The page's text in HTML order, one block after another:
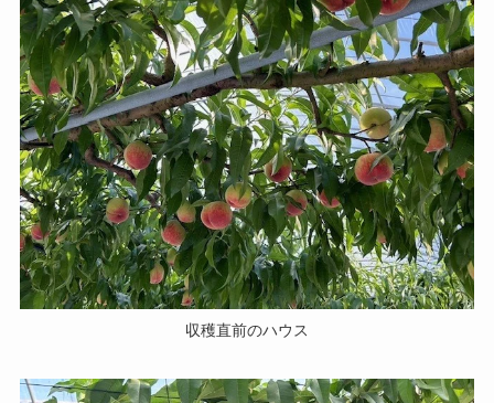
収穫直前のハウス